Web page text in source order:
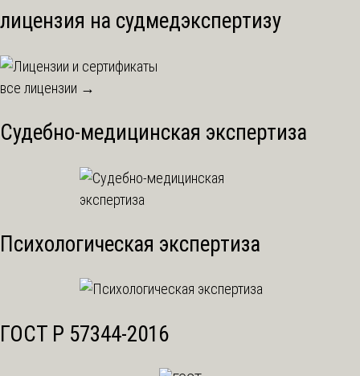
лицензия на судмедэкспертизу
все лицензии →
Судебно-медицинская экспертиза
Психологическая экспертиза
ГОСТ Р 57344-2016